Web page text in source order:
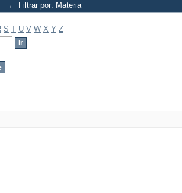
→ Filtrar por: Materia
S T U V W X Y Z